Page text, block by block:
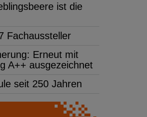
ist die
Fachaussteller
Erneut mit
A++ ausgezeichnet
seit 250 Jahren